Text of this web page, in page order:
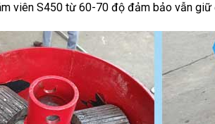
viên S450 từ 60-70 độ đảm bảo vẫn